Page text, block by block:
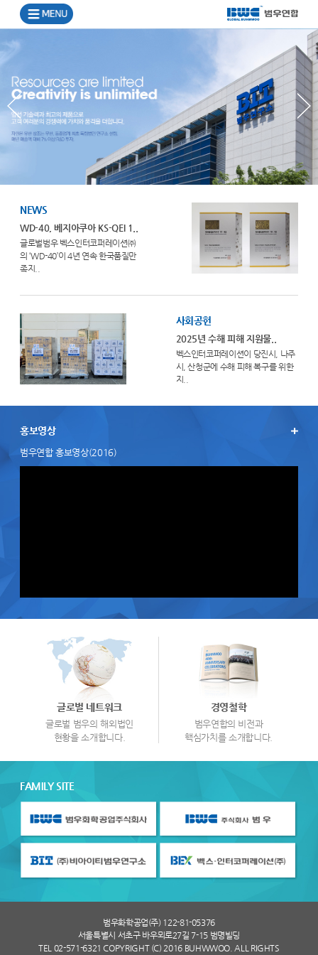
NEWS
WD-40, 베지아쿠아 KS-QEI 1..
글로벌범우 벡스인터코퍼레이션㈜
의 ‘WD-40’이 4년 연속 한국품질만
족지..
사회공헌
2025년 수해 피해 지원물..
벡스인터코퍼레이션이 당진시, 나주
시, 산청군에 수해 피해 복구를 위한
지..
홍보영상
범우연합 홍보영상(2016)
글로벌 네트워크
글로벌 범우의 해외법인
현황을 소개합니다.
경영철학
범우연합의 비전과
핵심가치를 소개합니다.
FAMILY SITE
범우화학공업(주) 122-81-05376
서울특별시 서초구 바우뫼로27길 7-15 범명빌딩
TEL 02-571-6321 COPYRIGHT (C) 2016 BUHWWOO. ALL RIGHTS